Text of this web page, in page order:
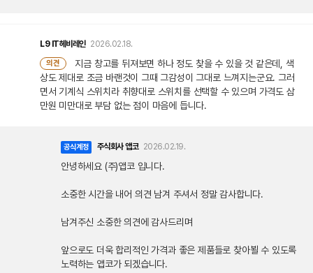
L9 IT헤비레인 2026.02.18.
의견
지금 창고를 뒤져보면 하나 정도 찾을 수 있을 것 같은데, 색
상도 제대로 조금 바랜것이 그때 그감성이 그대로 느껴지는군요. 그러
면서 기계식 스위치라 취향대로 스위치를 선택할 수 있으며 가격도 삼
만원 미만대로 부담 없는 점이 마음에 듭니다.
공식계정 주식회사 앱코 2026.02.19.
안녕하세요 (주)앱코 입니다.
소중한 시간을 내어 의견 남겨 주셔서 정말 감사합니다.
남겨주신 소중한 의견에 감사드리며
앞으로도 더욱 합리적인 가격과 좋은 제품들로 찾아뵐 수 있도록
노력하는 앱코가 되겠습니다.